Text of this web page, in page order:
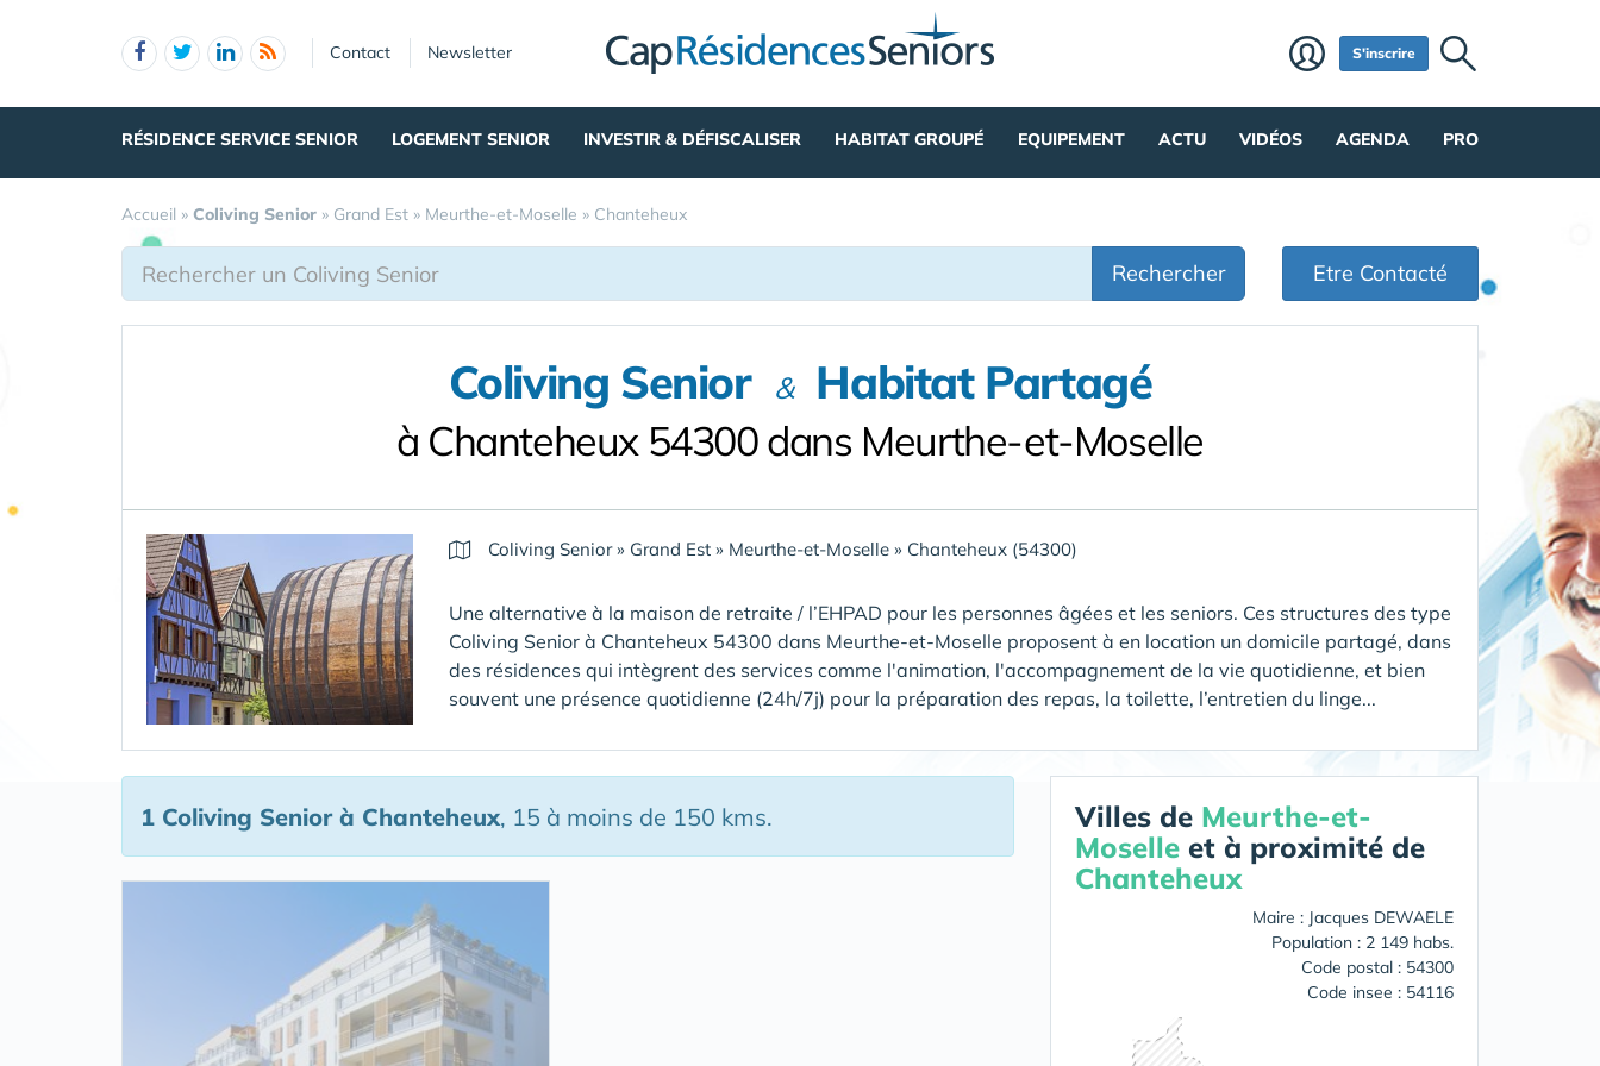
Contact Newsletter S'inscrire
RÉSIDENCE SERVICE SENIOR LOGEMENT SENIOR INVESTIR & DÉFISCALISER HABITAT GROUPÉ EQUIPEMENT ACTU VIDÉOS AGENDA PRO
Accueil » Coliving Senior » Grand Est » Meurthe-et-Moselle » Chanteheux
Rechercher Etre Contacté
Coliving Senior & Habitat Partagé
à Chanteheux 54300 dans Meurthe-et-Moselle
Coliving Senior» Grand Est » Meurthe-et-Moselle » Chanteheux (54300)
Une alternative à la maison de retraite / l’EHPAD pour les personnes âgées et les seniors. Ces structures des type
Coliving Senior à Chanteheux 54300 dans Meurthe-et-Moselle proposent à en location un domicile partagé, dans
des résidences qui intègrent des services comme l'animation, l'accompagnement de la vie quotidienne, et bien
souvent une présence quotidienne (24h/7j) pour la préparation des repas, la toilette, l’entretien du linge...
1 Coliving Seniorà Chanteheux, 15 à moins de 150 kms. Villes de Meurthe-et-
Moselle et à proximité de
Chanteheux
Maire : Jacques DEWAELE
Population : 2 149 habs.
Code postal : 54300
Code insee : 54116